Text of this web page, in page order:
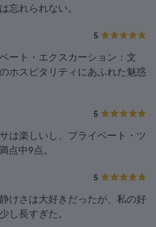
忘れられない。
5
ート・エクスカーション：文
ホスピタリティにあふれた魅惑
5
は楽しいし、プライベート・ツ
点中9点。
5
けさは大好きだったが、私の好
し長すぎた。